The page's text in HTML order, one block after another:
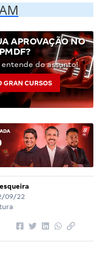
APROVAÇÃO NO
do assunto!
GRAN CURSOS
09/22